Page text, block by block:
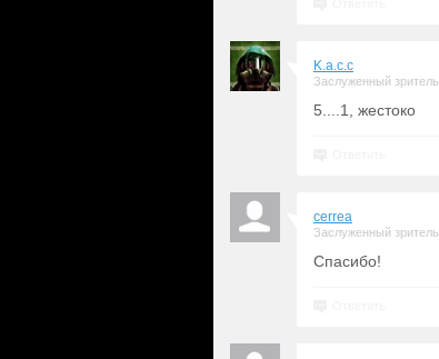
K.a.c.c
Заслуженный зритель
5....1, жестоко
cerrea
Заслуженный зритель
Спасибо!